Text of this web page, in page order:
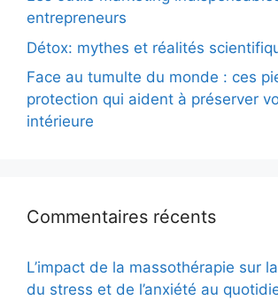
entrepreneurs
Détox: mythes et réalités
Face au tumulte du monde : ces
protection qui aident à préserver
intérieure
Commentaires récents
L’impact de la massothérapie sur
du stress et de l’anxiété au